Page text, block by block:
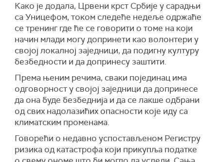
Како је додала, Црвени крст Србије у сарадњи
са Уницефом, током следеће недеље одржаће
се тренинг где ће се говорити о томе на који
начин млади могу допринети као волонтери у
својој локалној заједници, да подигну културу
безбедности и да допринесу заштити.
Према њеним речима, сваки појединац има
одговорност у својој заједници да допринесе
да она буде безбеднија и да се лакше одбрани
од свих надолазићих опасности које иду са
климатским променама.
Говорећи о недавно успостављеном Регистру
ризика од катастрофа који прикупља податке